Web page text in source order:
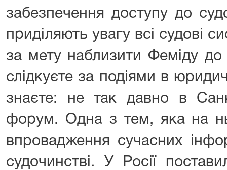
забезпечення доступу до
приділяють увагу всі судові
за мету наблизити Феміду
слідкуєте за подіями в
знаєте: не так давно в
форум. Одна з тем, яка на
впровадження сучасних
судочинстві. У Росії